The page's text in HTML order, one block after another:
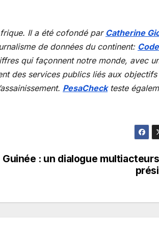
Il a été cofondé par Catherine
de données du continent:
qui façonnent notre monde, avec
des services publics liés aux
PesaCheckteste
Guinée : un dialogue